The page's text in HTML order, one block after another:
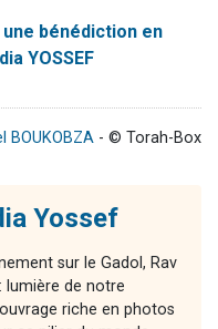
bénédiction en
YOSSEF
BOUKOBZA - © Torah-Box
Yossef
sur le Gadol, Rav
lumière de notre
riche en photos